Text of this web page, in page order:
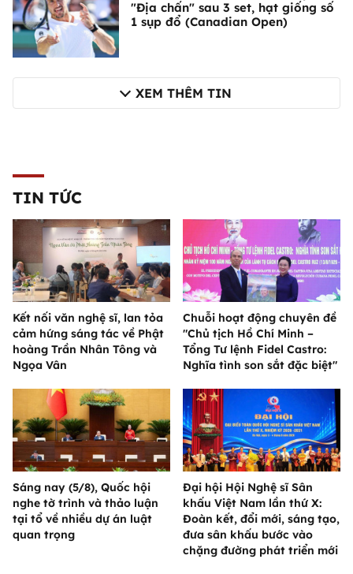
"Địa chấn" sau 3 set, hạt giống số
1 sụp đổ (Canadian Open)
XEM THÊM TIN
TIN TỨC
Kết nối văn nghệ sĩ, lan tỏa
cảm hứng sáng tác về Phật
hoàng Trần Nhân Tông và
Ngọa Vân
Chuỗi hoạt động chuyên đề
"Chủ tịch Hồ Chí Minh –
Tổng Tư lệnh Fidel Castro:
Nghĩa tình son sắt đặc biệt"
Sáng nay (5/8), Quốc hội
nghe tờ trình và thảo luận
tại tổ về nhiều dự án luật
quan trọng
Đại hội Hội Nghệ sĩ Sân
khấu Việt Nam lần thứ X:
Đoàn kết, đổi mới, sáng tạo,
đưa sân khấu bước vào
chặng đường phát triển mới